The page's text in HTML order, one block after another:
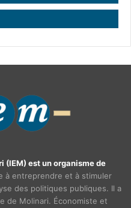
(IEM) est un organisme de
à entreprendre et à stimuler
des politiques publiques. Il a
de Molinari. Économiste et